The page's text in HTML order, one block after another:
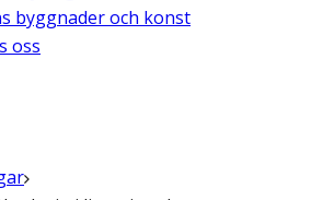
byggnader och konst
oss